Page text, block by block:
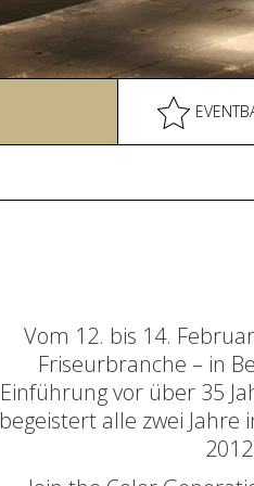
Vom 12. bis 14.
Friseurbranche – in
Einführung vor über 35
begeistert alle zwei Jahre